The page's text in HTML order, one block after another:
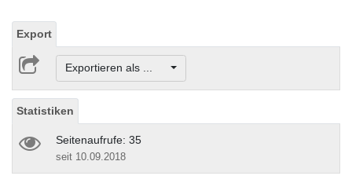
Export
Exportieren als ...
Statistiken
Seitenaufrufe: 35
seit 10.09.2018